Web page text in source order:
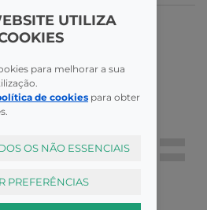
UTILIZA
para melhorar a sua
de cookies para obter
OS NÃO ESSENCIAIS
PREFERÊNCIAS